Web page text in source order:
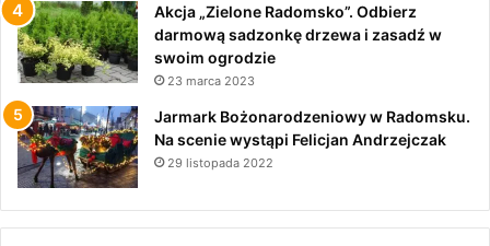
Akcja „Zielone Radomsko”. Odbierz
darmową sadzonkę drzewa i zasadź w
swoim ogrodzie
23 marca 2023
Jarmark Bożonarodzeniowy w Radomsku.
Na scenie wystąpi Felicjan Andrzejczak
29 listopada 2022